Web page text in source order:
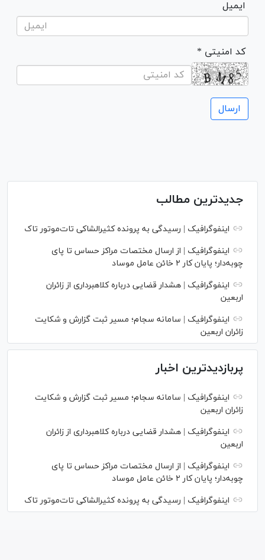
ایمیل
* کد امنیتی
جدیدترین مطالب
اینفوگرافیک | رسیدگی به پرونده کثیرالشاکی تات‌موتور تاک
اینفوگرافیک | از ارسال مختصات مراکز حساس تا پای
چوبه‌دار؛ پایان کار ۲ خائن عامل موساد
اینفوگرافیک | هشدار قضایی درباره کلاهبرداری از زائران
اربعین
اینفوگرافیک | سامانه سجام؛ مسیر ثبت گزارش و شکایت
زائران اربعین
پربازدیدترین اخبار
اینفوگرافیک | سامانه سجام؛ مسیر ثبت گزارش و شکایت
زائران اربعین
اینفوگرافیک | هشدار قضایی درباره کلاهبرداری از زائران
اربعین
اینفوگرافیک | از ارسال مختصات مراکز حساس تا پای
چوبه‌دار؛ پایان کار ۲ خائن عامل موساد
اینفوگرافیک | رسیدگی به پرونده کثیرالشاکی تات‌موتور تاک